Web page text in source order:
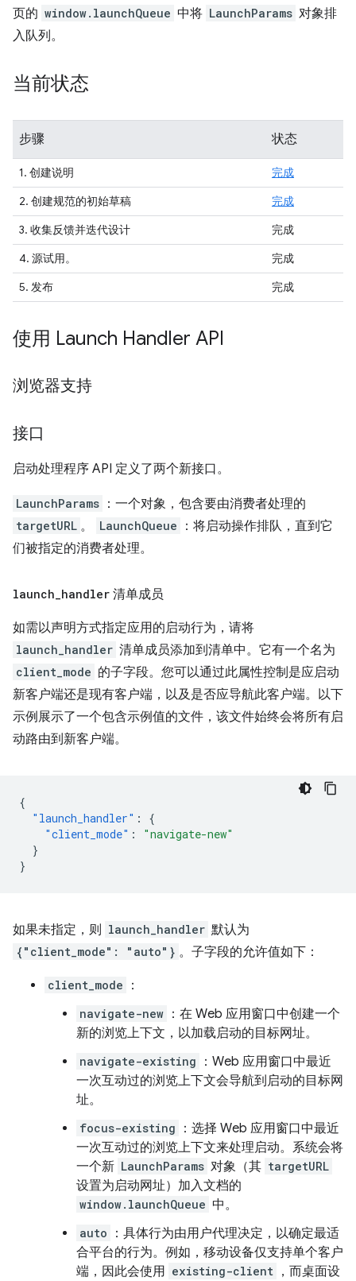
页的 window.launchQueue 中将 LaunchParams 对象排
入队列。
当前状态
步骤 状态
1. 创建说明
完成
2. 创建规范的初始草稿
完成
3. 收集反馈并迭代设计
完成
4. 源试用。
完成
5. 发布 完成
使用 Launch Handler API
浏览器支持
接口
启动处理程序 API 定义了两个新接口。
LaunchParams ：一个对象，包含要由消费者处理的
targetURL 。 LaunchQueue
：将启动操作排队，直到它
们被指定的消费者处理。
launch_handler 清单成员
如需以声明方式指定应用的启动行为，请将
launch_handler 清单成员添加到清单中。它有一个名为
client_mode 的子字段。您可以通过此属性控制是应启动
新客户端还是现有客户端，以及是否应导航此客户端。以下
示例展示了一个包含示例值的文件，该文件始终会将所有启
动路由到新客户端。
{
"launch_handler" :
{
"client_mode" :
"navigate-new"
}
}
如果未指定，则 launch_handler 默认为
{"client_mode": "auto"} 。子字段的允许值如下：
client_mode ：
navigate-new ：在 Web 应用窗口中创建一个
新的浏览上下文，以加载启动的目标网址。
navigate-existing
：Web 应用窗口中最近
一次互动过的浏览上下文会导航到启动的目标网
址。
focus-existing
：选择 Web 应用窗口中最近
一次互动过的浏览上下文来处理启动。系统会将
一个新 LaunchParams 对象（其 targetURL
设置为启动网址）加入文档的
window.launchQueue 中。
auto
：具体行为由用户代理决定，以确定最适
合平台的行为。例如，移动设备仅支持单个客户
端，因此会使用 existing-client ，而桌面设